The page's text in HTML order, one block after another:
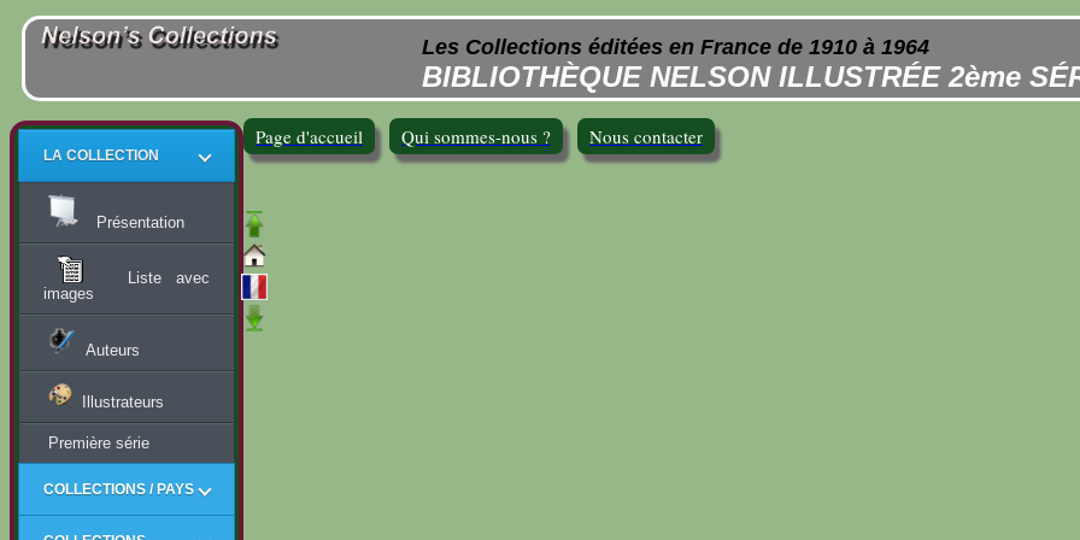
Les Collections éditées en France de 1910 à 1964
BIBLIOTHÈQUE NELSON ILLUSTRÉE 2ème
LA COLLECTION
Présentation
Liste avec
images
Auteurs
Illustrateurs
Première série
COLLECTIONS / PAYS
Page d'accueil Qui sommes-nous ? Nous contacter